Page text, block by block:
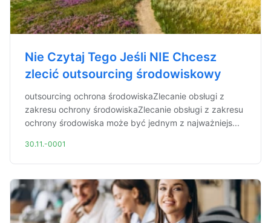
Nie Czytaj Tego Jeśli NIE Chcesz
zlecić outsourcing środowiskowy
outsourcing ochrona środowiskaZlecanie obsługi z
zakresu ochrony środowiskaZlecanie obsługi z zakresu
ochrony środowiska może być jednym z najważniejs...
30.11.-0001